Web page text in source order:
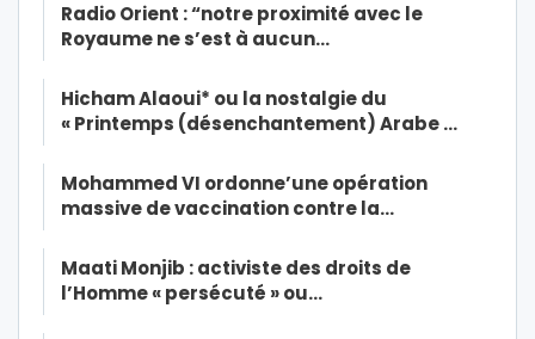
Radio Orient : “notre proximité avec le
Royaume ne s’est à aucun…
Hicham Alaoui* ou la nostalgie du
« Printemps (désenchantement) Arabe …
Mohammed VI ordonne’une opération
massive de vaccination contre la…
Maati Monjib : activiste des droits de
l’Homme « persécuté » ou…